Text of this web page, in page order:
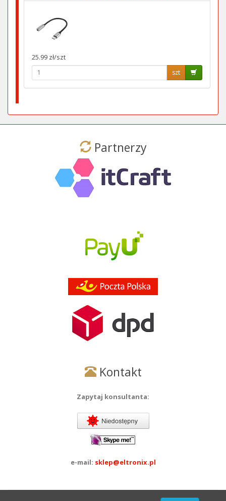
25.99 zł/szt
szt
Partnerzy
Kontakt
Zapytaj konsultanta:
e-mail: sklep@eltronix.pl